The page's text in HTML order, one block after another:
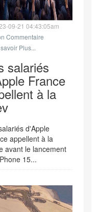
09-21 04:43:05am
Commentaire
Plus...
salariés
France
à la
d'Apple
appellent à la
avant le lancement
15...